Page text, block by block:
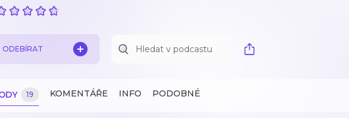
ODEBÍRAT
19 KOMENTÁŘE INFO PODOBNÉ